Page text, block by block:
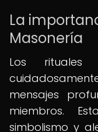
La
Masonería
Los
mensajes
miembros.
simbolismo y